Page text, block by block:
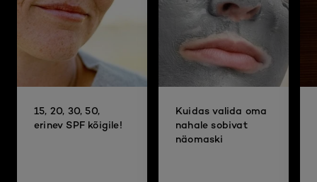
15, 20, 30, 50,
erinev SPF kõigile!
Kuidas valida oma
nahale sobivat
näomaski